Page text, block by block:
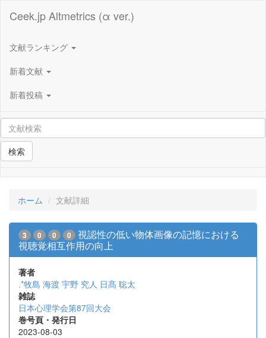
Ceek.jp Altmetrics (α ver.)
文献ランキング
新着文献
新着投稿
検索
ホーム 文献詳細
3 0 0 0
視認性の低い物体画像の記憶における
視聴覚相互作用の向上
著者
.*牧島 海渡 宇野 究人 日髙 聡太
雑誌
日本心理学会第87回大会
巻号頁・発行日
2023-08-03